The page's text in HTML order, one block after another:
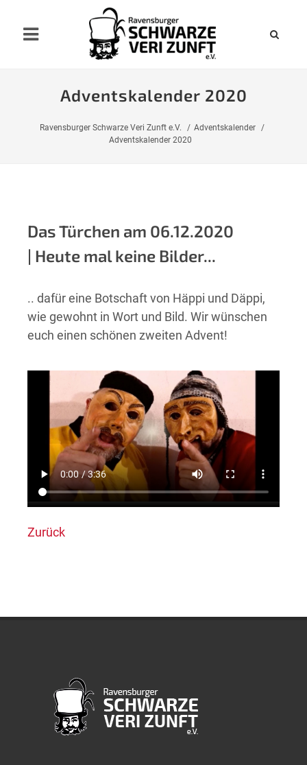
Adventskalender 2020
Ravensburger Schwarze Veri Zunft e.V.
Adventskalender
Adventskalender 2020
Das Türchen am 06.12.2020
| Heute mal keine Bilder...
.. dafür eine Botschaft von Häppi und Däppi,
wie gewohnt in Wort und Bild. Wir wünschen
euch einen schönen zweiten Advent!
Zurück